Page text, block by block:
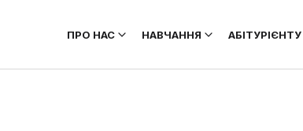
ПРО НАС НАВЧАННЯ АБІТУРІЄНТУ